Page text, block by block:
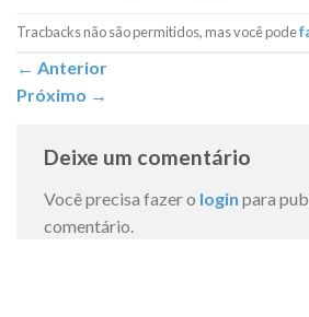
Tracbacks não são permitidos, mas você pode
← Anterior
Próximo →
Deixe um comentário
Você precisa fazer o login para
comentário.